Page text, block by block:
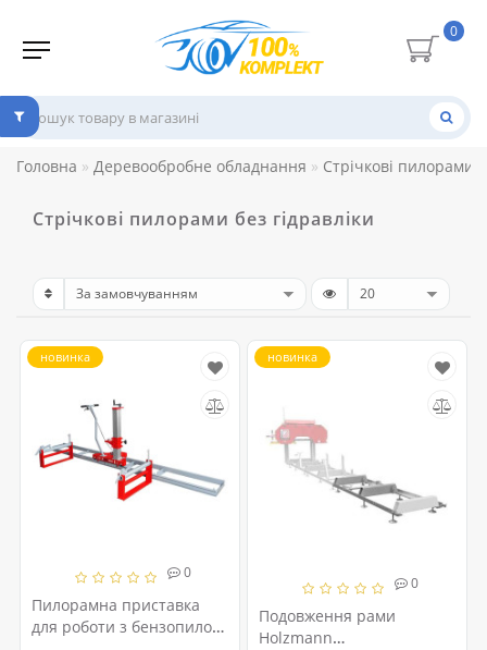
0
Головна Деревообробне обладнання Стрічкові пилорами
Стрічкові пилорами без гідравліки
0
Пилорамна приставка
для роботи з бензопилою
новинка
0
Подовження рами
Holzmann
новинка